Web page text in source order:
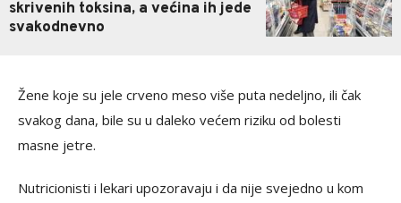
skrivenih toksina, a većina ih jede
svakodnevno
Žene koje su jele crveno meso više puta nedeljno, ili čak
svakog dana, bile su u daleko većem riziku od bolesti
masne jetre.
Nutricionisti i lekari upozoravaju i da nije svejedno u kom